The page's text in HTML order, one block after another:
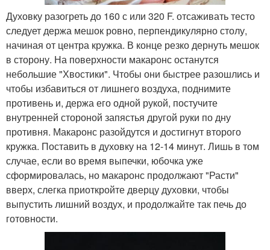
Духовку разогреть до 160 с или 320 F. отсаживать тесто
следует держа мешок ровно, перпендикулярно столу,
начиная от центра кружка. В конце резко дернуть мешок
в сторону. На поверхности макаронс останутся
небольшие "Хвостики". Чтобы они быстрее разошлись и
чтобы избавиться от лишнего воздуха, поднимите
противень и, держа его одной рукой, постучите
внутренней стороной запястья другой руки по дну
противня. Макаронс разойдутся и достигнут второго
кружка. Поставить в духовку на 12-14 минут. Лишь в том
случае, если во время выпечки, юбочка уже
сформировалась, но макаронс продолжают "Расти"
вверх, слегка приоткройте дверцу духовки, чтобы
выпустить лишний воздух, и продолжайте так печь до
готовности.